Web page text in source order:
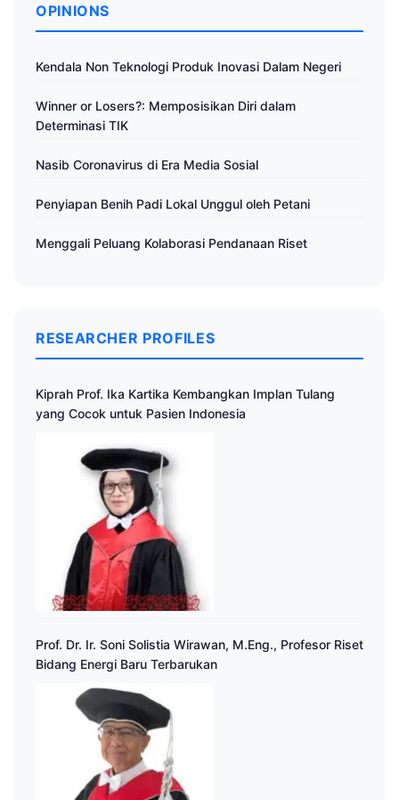
OPINIONS
Kendala Non Teknologi Produk Inovasi Dalam Negeri
Winner or Losers?: Memposisikan Diri dalam
Determinasi TIK
Nasib Coronavirus di Era Media Sosial
Penyiapan Benih Padi Lokal Unggul oleh Petani
Menggali Peluang Kolaborasi Pendanaan Riset
RESEARCHER PROFILES
Kiprah Prof. Ika Kartika Kembangkan Implan Tulang
yang Cocok untuk Pasien Indonesia
Prof. Dr. Ir. Soni Solistia Wirawan, M.Eng., Profesor Riset
Bidang Energi Baru Terbarukan